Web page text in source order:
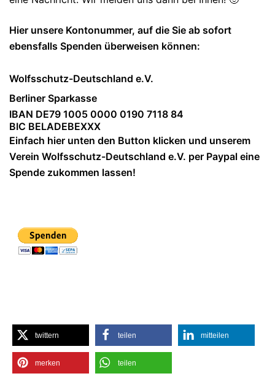
Hier unsere Kontonummer, auf die Sie ab sofort
ebensfalls Spenden überweisen können:
Wolfsschutz-Deutschland e.V.
Berliner Sparkasse
IBAN DE79 1005 0000 0190 7118 84
BIC BELADEBEXXX
Einfach hier unten den Button klicken und unserem
Verein Wolfsschutz-Deutschland e.V. per Paypal eine
Spende zukommen lassen!
twittern teilen mitteilen
merken teilen